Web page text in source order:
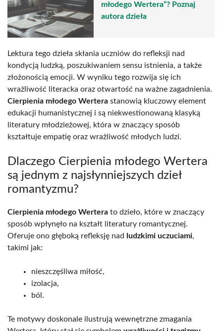
młodego Wertera”? Poznaj
autora dzieła
Lektura tego dzieła skłania uczniów do refleksji nad
kondycją ludzką, poszukiwaniem sensu istnienia, a także
złożonością emocji. W wyniku tego rozwija się ich
wrażliwość literacka oraz otwartość na ważne zagadnienia.
Cierpienia młodego Wertera stanowią kluczowy element
edukacji humanistycznej i są niekwestionowaną klasyką
literatury młodzieżowej, która w znaczący sposób
kształtuje empatię oraz wrażliwość młodych ludzi.
Dlaczego Cierpienia młodego Wertera
są jednym z najsłynniejszych dzieł
romantyzmu?
Cierpienia młodego Wertera to dzieło, które w znaczący
sposób wpłynęło na kształt literatury romantycznej.
Oferuje ono głęboką refleksję nad
ludzkimi uczuciami,
takimi jak:
nieszczęśliwa miłość,
izolacja,
ból.
Te motywy doskonale ilustrują wewnętrzne zmagania